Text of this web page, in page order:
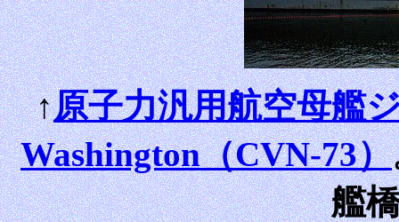
↑原子力汎用航空母艦
Washington（CVN-73）
艦